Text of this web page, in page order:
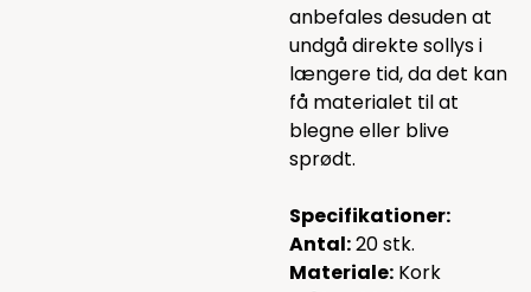
anbefales desuden at
undgå direkte sollys i
længere tid, da det kan
få materialet til at
blegne eller blive
sprødt.
Specifikationer:
Antal:20 stk.
Materiale: Kork